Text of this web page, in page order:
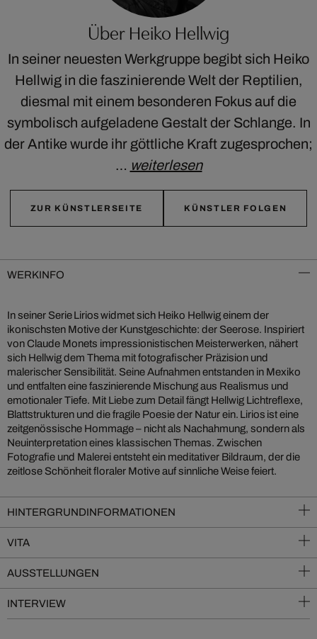
Über Heiko Hellwig
In seiner neuesten Werkgruppe begibt sich Heiko
Hellwig in die faszinierende Welt der Reptilien,
diesmal mit einem besonderen Fokus auf die
symbolisch aufgeladene Gestalt der Schlange. In
der Antike wurde ihr göttliche Kraft zugesprochen;
… weiterlesen
ZUR KÜNSTLERSEITE KÜNSTLER FOLGEN
WERKINFO
In seiner Serie Lirios widmet sich Heiko Hellwig einem der
ikonischsten Motive der Kunstgeschichte: der Seerose. Inspiriert
von Claude Monets impressionistischen Meisterwerken, nähert
sich Hellwig dem Thema mit fotografischer Präzision und
malerischer Sensibilität. Seine Aufnahmen entstanden in Mexiko
und entfalten eine faszinierende Mischung aus Realismus und
emotionaler Tiefe. Mit Liebe zum Detail fängt Hellwig Lichtreflexe,
Blattstrukturen und die fragile Poesie der Natur ein. Lirios ist eine
zeitgenössische Hommage – nicht als Nachahmung, sondern als
Neuinterpretation eines klassischen Themas. Zwischen
Fotografie und Malerei entsteht ein meditativer Bildraum, der die
zeitlose Schönheit floraler Motive auf sinnliche Weise feiert.
HINTERGRUNDINFORMATIONEN
VITA
AUSSTELLUNGEN
INTERVIEW